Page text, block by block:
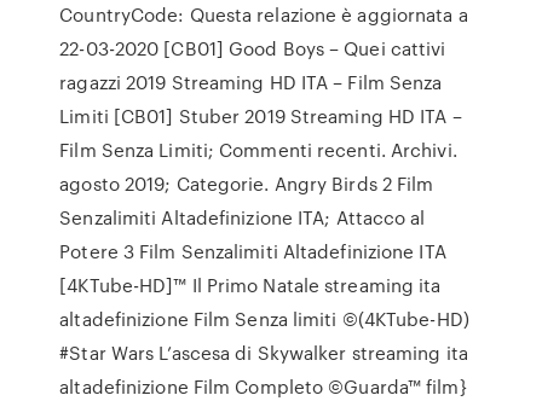
CountryCode: Questa relazione è aggiornata a
22-03-2020 [CB01] Good Boys – Quei cattivi
ragazzi 2019 Streaming HD ITA – Film Senza
Limiti [CB01] Stuber 2019 Streaming HD ITA –
Film Senza Limiti; Commenti recenti. Archivi.
agosto 2019; Categorie. Angry Birds 2 Film
Senzalimiti Altadefinizione ITA; Attacco al
Potere 3 Film Senzalimiti Altadefinizione ITA
[4KTube-HD]™ Il Primo Natale streaming ita
altadefinizione Film Senza limiti ©(4KTube-HD)
#Star Wars L’ascesa di Skywalker streaming ita
altadefinizione Film Completo ©Guarda™ film}